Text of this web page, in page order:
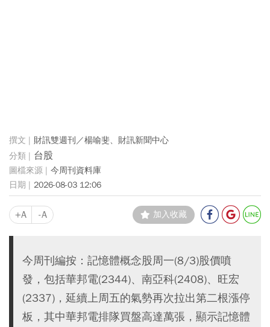
財訊雙週刊／楊喻斐、財訊新聞中心
台股
今周刊資料庫
2026-08-03 12:06
+A -A 加入收藏
今周刊編按：記憶體概念股周一(8/3)股價噴
發，包括華邦電(2344)、南亞科(2408)、旺宏
(2337)，延續上周五的氣勢再次拉出第二根漲停
板，其中華邦電排隊買盤高達萬張，顯示記憶體